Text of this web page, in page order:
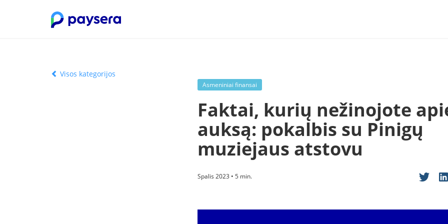
Visos kategorijos
Asmeniniai finansai
Faktai, kurių nežinojote
auksą: pokalbis su Pinigų
muziejaus atstovu
Spalis 2023 • 5 min.